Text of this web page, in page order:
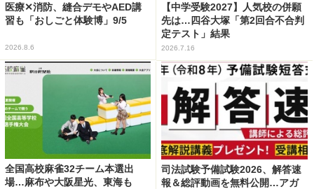
医療✕消防、縫合デモやAED講
習も「おしごと体験博」9/5
2026.8.6
【中学受験2027】人気校の併願
先は…四谷大塚「第2回合不合判
定テスト」結果
2026.7.16
全国高校麻雀32チーム本選出
場…麻布や大阪星光、東海も
司法試験予備試験2026、解答速
報＆総評動画を無料公開…アガ